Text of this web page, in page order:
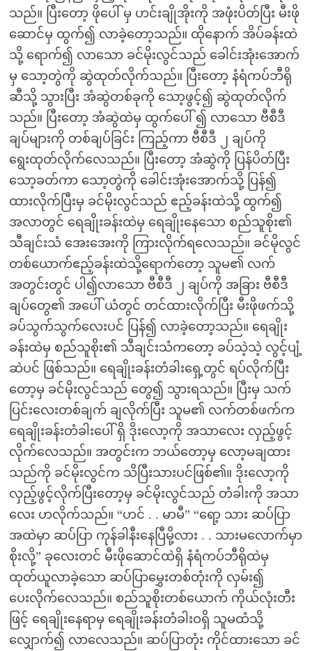
သည်။ ပြီးတော့ ဖိုပေါ် မှ ဟင်းချိုအိုးကို အဖုံးပိတ်ပြီး မီးဖို
ဆောင်မှ ထွက်၍ လာခဲ့တော့သည်။ ထိုနောက် အိပ်ခန်းထဲ
သို့ ရောက်၍ လာသော ခင်မိုးလွင်သည် ခေါင်းအုံးအောက်
မှ သော့တွဲကို ဆွဲထုတ်လိုက်သည်။ ပြီးတော့ နံရံကပ်ဘီရို
ဆီသို့ သွားပြီး အံဆွဲတစ်ခုကို သော့ဖွင့်၍ ဆွဲထုတ်လိုက်
သည်။ ပြီးတော့ အံဆွဲထဲမှ ထွက်ပေါ် ၍ လာသော ဗီစီဒီ
ချပ်များကို တစ်ချပ်ခြင်း ကြည့်ကာ ဗီစီဒီ ၂ ချပ်ကို
ရွေးထုတ်လိုက်လေသည်။ ပြီးတော့ အံဆွဲကို ပြန်ပိတ်ပြီး
သော့ခတ်ကာ သော့တွဲကို ခေါင်းအုံးအောက်သို့ ပြန်၍
ထားလိုက်ပြီးမှ ခင်မိုးလွင်သည် ဧည့်ခန်းထဲသို့ ထွက်၍
အလာတွင် ရေချိုးခန်းထဲမှ ရေချိုးနေသော စည်သူစိုး၏
သီချင်းသံ အေးအေးကို ကြားလိုက်ရလေသည်။ ခင်မိုလွင်
တစ်ယောက်ဧည့်ခန်းထဲသို့ရောက်တော့ သူမ၏ လက်
အတွင်းတွင် ပါ၍လာသော ဗီစီဒီ ၂ ချပ်ကို အခြား ဗီစီဒီ
ချပ်တွေ၏ အပေါ် ယံတွင် တင်ထားလိုက်ပြီး မီးဖိုဖက်သို့
ခပ်သွက်သွက်လေးပင် ပြန်၍ လာခဲ့တော့သည်။ ရေချိုး
ခန်းထဲမှ စည်သူစိုး၏ သီချင်းသံကတော့ ခပ်သဲ့သဲ့ လွင့်ပျံ့
ဆဲပင် ဖြစ်သည်။ ရေချိုးခန်းတံခါးရှေ့တွင် ရပ်လိုက်ပြီး
တော့မှ ခင်မိုးလွင်သည် တွေ၍ သွားရသည်။ ပြီးမှ သက်
ပြင်းလေးတစ်ချက် ချလိုက်ပြီး သူမ၏ လက်တစ်ဖက်က
ရေချိုးခန်းတံခါးပေါ် ရှိ ဒိုးလော့ကို အသာလေး လှည့်ဖွင့်
လိုက်လေသည်။ အတွင်းက ဘယ်တော့မှ လော့မချထား
သည်ကို ခင်မိုးလွင်က သိပြီးသားပင်ဖြစ်၏။ ဒိုးလော့ကို
လှည့်ဖွင့်လိုက်ပြီးတော့မှ ခင်မိုးလွင်သည် တံခါးကို အသာ
လေး ဟလိုက်သည်။ “ဟင် . . မာမီ” “ရော့ သား ဆပ်ပြာ
အထဲမှာ ဆပ်ပြာ ကုန်ခါနီးနေပြီမို့လား . . သားမလောက်မှာ
စိုးလို့” ခုလေးတင် မီးဖိုဆောင်ထဲရှိ နံရံကပ်ဘီရိုထဲမှ
ထုတ်ယူလာခဲ့သော ဆပ်ပြာမွှေးတစ်တုံးကို လှမ်း၍
ပေးလိုက်လေသည်။ စည်သူစိုးတစ်ယောက် ကိုယ်လုံးတီး
ဖြင့် ရေချိုးနေရာမှ ရေချိုးခန်းတံခါးဝရှိ သူမထံသို့
လျှောက်၍ လာလေသည်။ ဆပ်ပြာတုံး ကိုင်ထားသော ခင်